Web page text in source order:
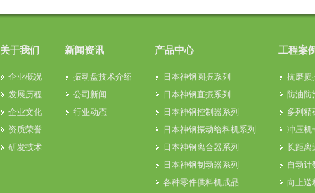
关于我们
企业概况
发展历程
企业文化
资质荣誉
研发技术
新闻资讯
振动盘技术介绍
公司新闻
行业动态
产品中心
日本神钢圆振系列
日本神钢直振系列
日本神钢控制器系列
日本神钢振动给料机系列
日本神钢离合器系列
日本神钢制动器系列
各种零件供料机成品
工程案
抗磨损
防油防
多列精
冲压机
长距离
自动计
向上送